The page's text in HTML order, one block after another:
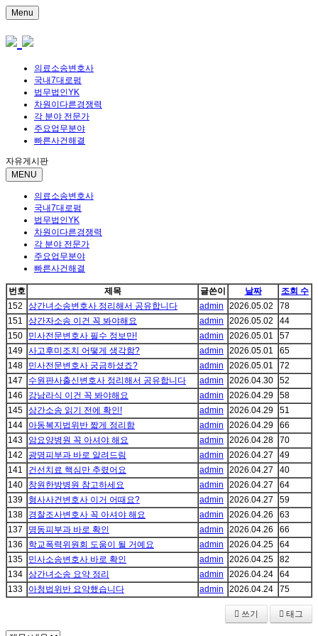
Menu
의료소송변호사
국내7대로펌
법무법인YK
차원이다른경쟁력
각 분야 전문가
주요업무분야
빠른사건해결
자유게시판
MENU
의료소송변호사
국내7대로펌
법무법인YK
차원이다른경쟁력
각 분야 전문가
주요업무분야
빠른사건해결
번호 제목 글쓴이 날짜
조회 수
152
상간녀소송변호사 정리해서 공유합니다 admin 2026.05.02
78
151
상간자소송 이건 꼭 봐야해요 admin 2026.05.02
44
150
민사전문변호사 필수 정보만! admin 2026.05.01
57
149 사고후미조치 어떻게 생각함? admin 2026.05.01
65
148
민사전문변호사 궁금하셨죠? admin 2026.05.01
72
147
수원판사출신변호사 정리해서 공유합니다 admin 2026.04.30
52
146
강남라식 이건 꼭 봐야해요 admin 2026.04.29
58
145 상간소송 읽기 전에 확인! admin 2026.04.29
51
144
아동복지법위반 짧게 정리함 admin 2026.04.29
66
143
암요양병원 꼭 아셔야 해요 admin 2026.04.28
70
142
광명피부과 바로 알려드림 admin 2026.04.27
49
141
건선치료 핵심만 추렸어요 admin 2026.04.27
40
140
창원한방병원 참고하세요 admin 2026.04.27
64
139
형사사건변호사 이거 어때요? admin 2026.04.27
59
138
경찰조사변호사 꼭 아셔야 해요 admin 2026.04.26
63
137
명동피부과 바로 확인 admin 2026.04.26
66
136
학교폭력위원회 도움이 될 거예요 admin 2026.04.25
64
135
민사소송변호사 바로 확인 admin 2026.04.25
82
134 상간녀소송 요약 정리 admin 2026.04.24
64
133
아청법위반 요약했습니다 admin 2026.04.24 75
쓰기 태그